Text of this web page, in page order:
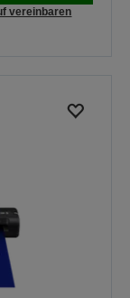
vereinbaren